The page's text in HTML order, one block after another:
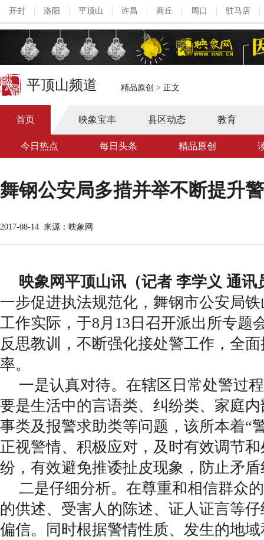
开封 洛阳 平顶山 许昌 商丘 周口 驻马店
平顶山频道 精品原创 > 正文
首页 映象宝丰 县区动态 教育
今日热点 每日头条 精品原创
舞钢公安局多措并举不断提升
2017-08-14 来源：映象网
映象网平顶山讯（记者 李学义 通讯
一步促进执法规范化，舞钢市公安局
工作实际，于8月13日召开派出所专题
反思教训，不断强化接处警工作，全
率。
一是认真对待。在辖区日常处警过
要是生活中的言语类、纠纷类、家庭
事类及报警求助类等问题，该所本着“
正视警情、积极应对，及时有效调节
纷，有效避免推诿扯皮现象，防止矛
二是仔细分析。在尊重和相信群众
的供述、受害人的陈述、证人证言等
偏信。同时根据警情性质、发生的地